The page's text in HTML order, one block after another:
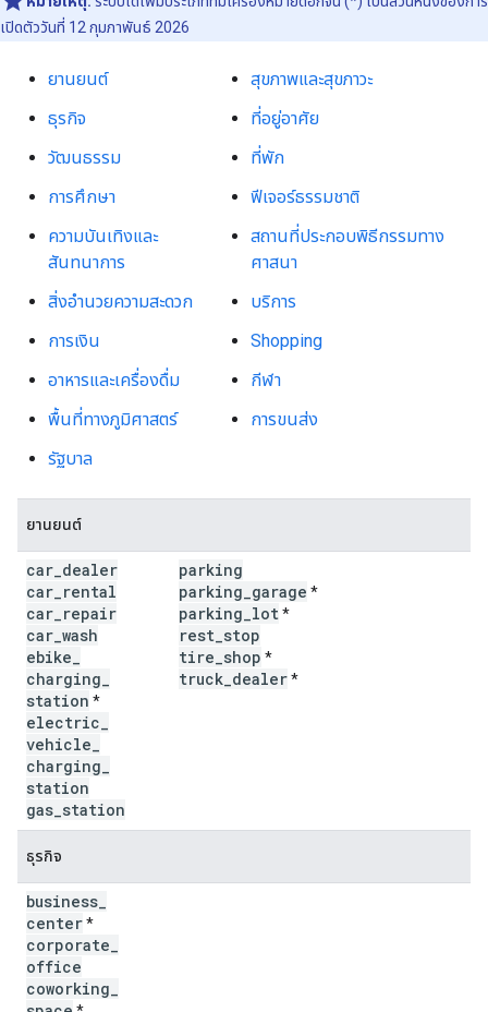
เปิดตัววันที่ 12 กุมภาพันธ์ 2026
ยานยนต์
ธุรกิจ
วัฒนธรรม
การศึกษา
ความบันเทิงและ
สันทนาการ
สิ่งอำนวยความสะดวก
การเงิน
อาหารและเครื่องดื่ม
พื้นที่ทางภูมิศาสตร์
รัฐบาล
สุขภาพและสุขภาวะ
ที่อยู่อาศัย
ที่พัก
ฟีเจอร์ธรรมชาติ
สถานที่ประกอบพิธีกรรมทาง
ศาสนา
บริการ
Shopping
กีฬา
การขนส่ง
ยานยนต์
car dealer
car rental
car repair
car wash
ebike
charging
station *
electric
vehicle
charging
station
gas station
parking
parking garage *
parking lot*
rest stop
tire shop *
truck dealer*
ธุรกิจ
business
center*
corporate
office
coworking